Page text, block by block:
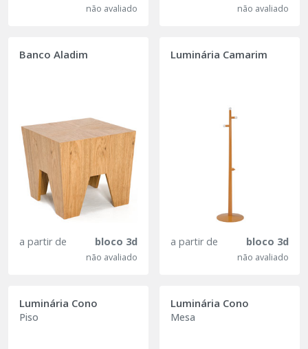
não avaliado não avaliado
Banco Aladim
a partir de bloco 3d
não avaliado
Luminária Camarim
a partir de bloco 3d
não avaliado
Luminária Cono
Piso
Luminária Cono
Mesa